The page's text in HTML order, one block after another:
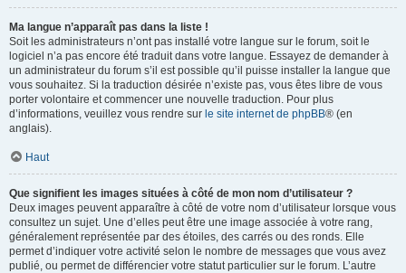
Ma langue n’apparaît pas dans la liste !
Soit les administrateurs n’ont pas installé votre langue sur le forum, soit le
logiciel n’a pas encore été traduit dans votre langue. Essayez de demander à
un administrateur du forum s’il est possible qu’il puisse installer la langue que
vous souhaitez. Si la traduction désirée n’existe pas, vous êtes libre de vous
porter volontaire et commencer une nouvelle traduction. Pour plus
d’informations, veuillez vous rendre sur le site internet de phpBB® (en
anglais).
Haut
Que signifient les images situées à côté de mon nom d’utilisateur ?
Deux images peuvent apparaître à côté de votre nom d’utilisateur lorsque vous
consultez un sujet. Une d’elles peut être une image associée à votre rang,
généralement représentée par des étoiles, des carrés ou des ronds. Elle
permet d’indiquer votre activité selon le nombre de messages que vous avez
publié, ou permet de différencier votre statut particulier sur le forum. L’autre